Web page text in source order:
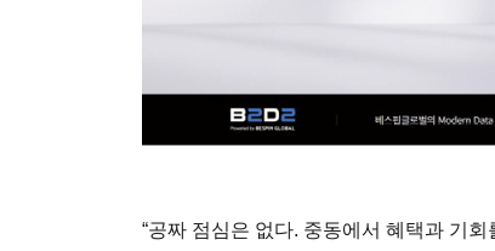
“공짜 점심은 없다. 중동에서 혜택과 기